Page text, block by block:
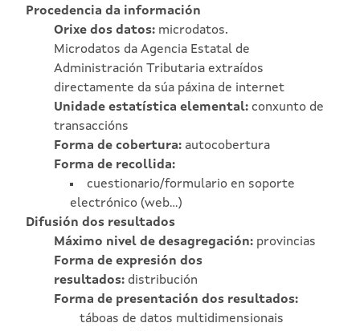
Procedencia da información
Orixe dos datos: microdatos.
Microdatos da Agencia Estatal de
Administración Tributaria extraídos
directamente da súa páxina de internet
Unidade estatística elemental: conxunto de
transaccións
Forma de cobertura: autocobertura
Forma de recollida:
cuestionario/formulario en soporte
electrónico (web…)
Difusión dos resultados
Máximo nivel de desagregación: provincias
Forma de expresión dos
resultados: distribución
Forma de presentación dos resultados:
táboas de datos multidimensionais